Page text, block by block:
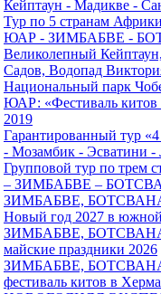
Кейптаун - Мадикве -
Тур по 5 странам Африки
ЮАР - ЗИМБАБВЕ -
Великолепный
Садов, Водопад
Национальный парк
ЮАР: «Фестиваль китов
2019
Гарантированный тур
- Мозамбик - Эсватини -
Групповой тур по трем
– ЗИМБАБВЕ –
ЗИМБАБВЕ,
Новый год 2027 в
ЗИМБАБВЕ,
майские праздники 2026
ЗИМБАБВЕ,
фестиваль китов в